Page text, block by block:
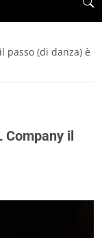
passo (di danza) è
Company il